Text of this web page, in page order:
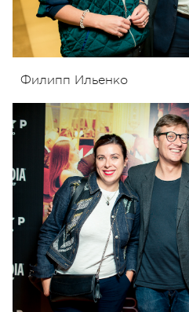
Филипп Ильенко